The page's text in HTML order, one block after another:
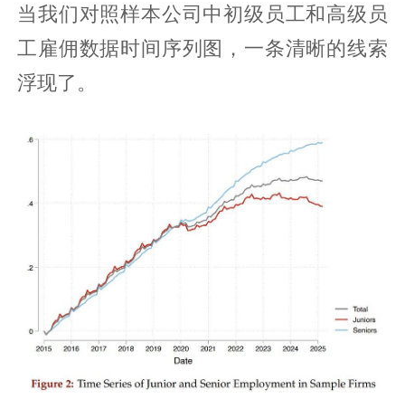
当我们对照样本公司中初级员工和高级员
工雇佣数据时间序列图，一条清晰的线索
浮现了。